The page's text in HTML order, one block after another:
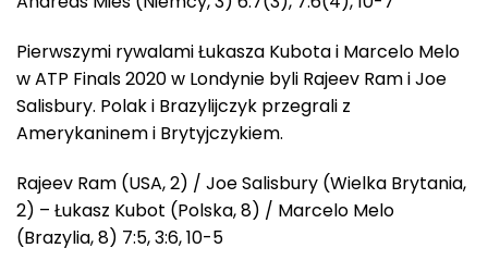
Pierwszymi rywalami Łukasza Kubota i Marcelo Melo
w ATP Finals 2020 w Londynie byli Rajeev Ram i Joe
Salisbury. Polak i Brazylijczyk przegrali z
Amerykaninem i Brytyjczykiem.
Rajeev Ram (USA, 2) / Joe Salisbury (Wielka Brytania,
2) – Łukasz Kubot (Polska, 8) / Marcelo Melo
(Brazylia, 8) 7:5, 3:6, 10-5